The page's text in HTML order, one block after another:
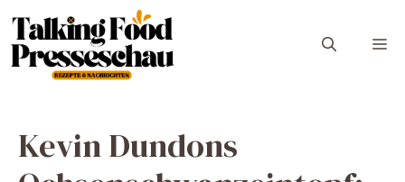
Inhalt
springen
Kevin Dundons